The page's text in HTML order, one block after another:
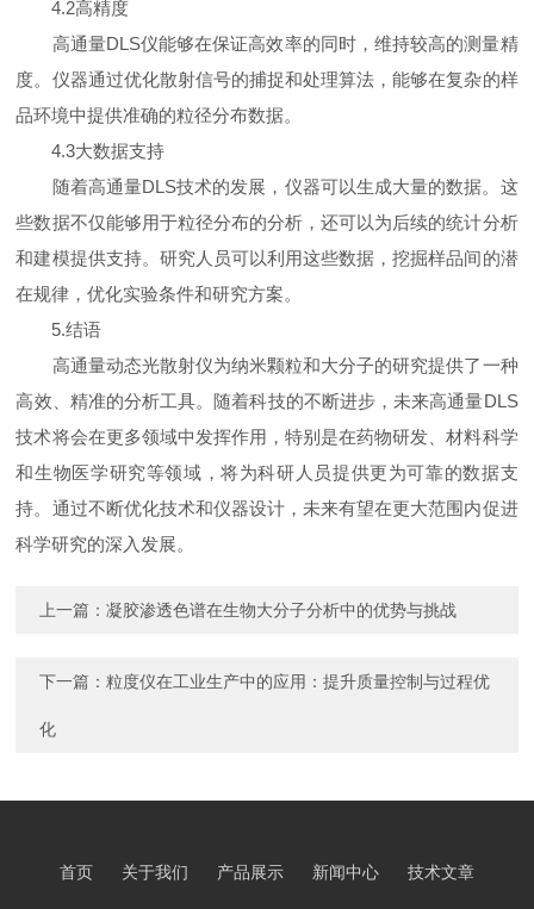
4.2高精度
高通量DLS仪能够在保证高效率的同时，维持较高的测量精
度。仪器通过优化散射信号的捕捉和处理算法，能够在复杂的样
品环境中提供准确的粒径分布数据。
4.3大数据支持
随着高通量DLS技术的发展，仪器可以生成大量的数据。这
些数据不仅能够用于粒径分布的分析，还可以为后续的统计分析
和建模提供支持。研究人员可以利用这些数据，挖掘样品间的潜
在规律，优化实验条件和研究方案。
5.结语
高通量动态光散射仪为纳米颗粒和大分子的研究提供了一种
高效、精准的分析工具。随着科技的不断进步，未来高通量DLS
技术将会在更多领域中发挥作用，特别是在药物研发、材料科学
和生物医学研究等领域，将为科研人员提供更为可靠的数据支
持。通过不断优化技术和仪器设计，未来有望在更大范围内促进
科学研究的深入发展。
上一篇：凝胶渗透色谱在生物大分子分析中的优势与挑战
下一篇：粒度仪在工业生产中的应用：提升质量控制与过程优
化
首页 关于我们 产品展示 新闻中心 技术文章